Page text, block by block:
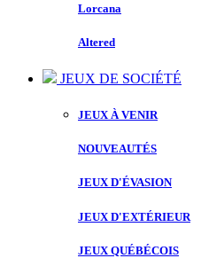
Lorcana
Altered
JEUX DE SOCIÉTÉ
JEUX À VENIR
NOUVEAUTÉS
JEUX D'ÉVASION
JEUX D'EXTÉRIEUR
JEUX QUÉBÉCOIS